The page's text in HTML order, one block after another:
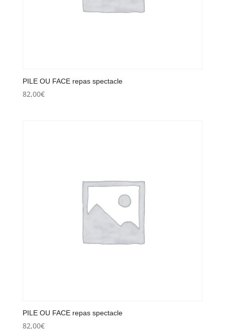
PILE OU FACE repas spectacle
82,00€
PILE OU FACE repas spectacle
82,00€